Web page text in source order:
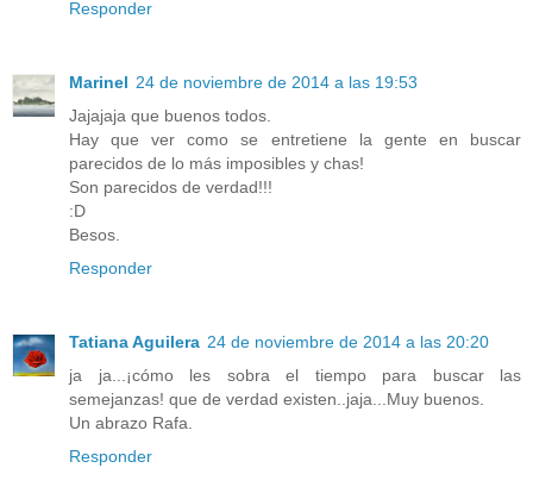
Responder
Marinel 24 de noviembre de 2014 a las 19:53
Jajajaja que buenos todos.
Hay que ver como se entretiene la gente en buscar
parecidos de lo más imposibles y chas!
Son parecidos de verdad!!!
:D
Besos.
Responder
Tatiana Aguilera 24 de noviembre de 2014 a las 20:20
ja ja...¡cómo les sobra el tiempo para buscar las
semejanzas! que de verdad existen..jaja...Muy buenos.
Un abrazo Rafa.
Responder